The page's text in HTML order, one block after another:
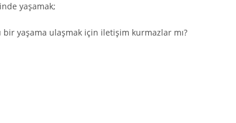
yaşamak;
yaşama ulaşmak için iletişim kurmazlar mı?